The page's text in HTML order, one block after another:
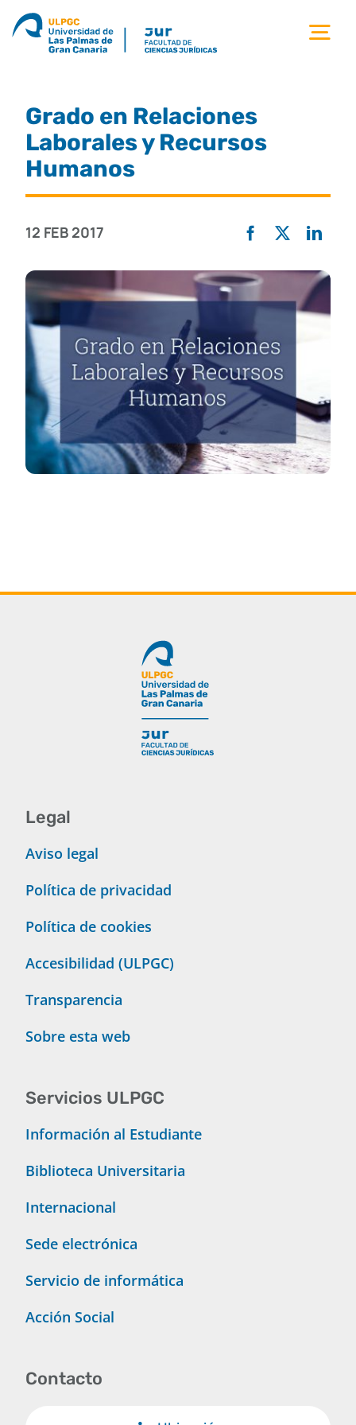
Saltar
titulaciones
movilidad
noticias
Buscar
Grado en Relaciones
Laborales y Recursos
Humanos
12 FEB 2017
Legal
Aviso legal
Política de privacidad
Política de cookies
Accesibilidad (ULPGC)
Transparencia
Sobre esta web
Servicios ULPGC
Información al Estudiante
Biblioteca Universitaria
Internacional
Sede electrónica
Servicio de informática
Acción Social
Contacto